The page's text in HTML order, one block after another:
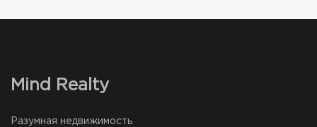
Mind Realty
Разумная недвижимость